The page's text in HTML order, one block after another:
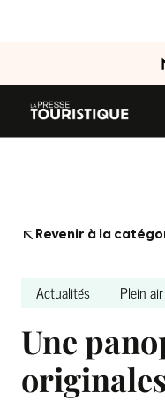
Revenir à la
Actualités Plein air
Une